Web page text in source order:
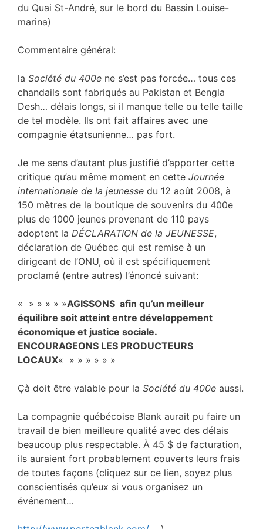
du Quai St-André, sur le bord du Bassin Louise-
marina)
Commentaire général:
la Société du 400e ne s’est pas forcée… tous ces
chandails sont fabriqués au Pakistan et Bengla
Desh… délais longs, si il manque telle ou telle taille
de tel modèle. Ils ont fait affaires avec une
compagnie étatsunienne… pas fort.
Je me sens d’autant plus justifié d’apporter cette
critique qu’au même moment en cette Journée
internationale de la jeunesse du 12 août 2008, à
150 mètres de la boutique de souvenirs du 400e
plus de 1000 jeunes provenant de 110 pays
adoptent la DÉCLARATION de la JEUNESSE,
déclaration de Québec qui est remise à un
dirigeant de l’ONU, où il est spécifiquement
proclamé (entre autres) l’énoncé suivant:
« » » » » »AGISSONS afin qu’un meilleur
équilibre soit atteint entre développement
économique et justice sociale.
ENCOURAGEONS LES PRODUCTEURS
LOCAUX« » » » » » »
Çà doit être valable pour la Société du 400e aussi.
La compagnie québécoise Blank aurait pu faire un
travail de bien meilleure qualité avec des délais
beaucoup plus respectable. À 45 $ de facturation,
ils auraient fort probablement couverts leurs frais
de toutes façons (cliquez sur ce lien, soyez plus
conscientisés qu’eux si vous organisez un
événement…